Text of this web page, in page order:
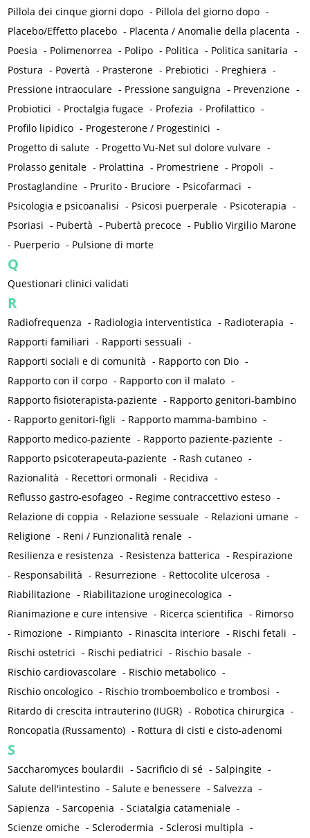
Pillola dei cinque giorni dopo - Pillola del giorno dopo -
Placebo/Effetto placebo - Placenta / Anomalie della placenta -
Poesia - Polimenorrea - Polipo - Politica - Politica sanitaria -
Postura - Povertà - Prasterone - Prebiotici - Preghiera -
Pressione intraoculare - Pressione sanguigna - Prevenzione -
Probiotici - Proctalgia fugace - Profezia - Profilattico -
Profilo lipidico - Progesterone / Progestinici -
Progetto di salute - Progetto Vu-Net sul dolore vulvare -
Prolasso genitale - Prolattina - Promestriene - Propoli -
Prostaglandine - Prurito - Bruciore - Psicofarmaci -
Psicologia e psicoanalisi - Psicosi puerperale - Psicoterapia -
Psoriasi - Pubertà - Pubertà precoce - Publio Virgilio Marone
- Puerperio - Pulsione di morte
Q
Questionari clinici validati
R
Radiofrequenza - Radiologia interventistica - Radioterapia -
Rapporti familiari - Rapporti sessuali -
Rapporti sociali e di comunità - Rapporto con Dio -
Rapporto con il corpo - Rapporto con il malato -
Rapporto fisioterapista-paziente - Rapporto genitori-bambino
- Rapporto genitori-figli - Rapporto mamma-bambino -
Rapporto medico-paziente - Rapporto paziente-paziente -
Rapporto psicoterapeuta-paziente - Rash cutaneo -
Razionalità - Recettori ormonali - Recidiva -
Reflusso gastro-esofageo - Regime contraccettivo esteso -
Relazione di coppia - Relazione sessuale - Relazioni umane -
Religione - Reni / Funzionalità renale -
Resilienza e resistenza - Resistenza batterica - Respirazione
- Responsabilità - Resurrezione - Rettocolite ulcerosa -
Riabilitazione - Riabilitazione uroginecologica -
Rianimazione e cure intensive - Ricerca scientifica - Rimorso
- Rimozione - Rimpianto - Rinascita interiore - Rischi fetali -
Rischi ostetrici - Rischi pediatrici - Rischio basale -
Rischio cardiovascolare - Rischio metabolico -
Rischio oncologico - Rischio tromboembolico e trombosi -
Ritardo di crescita intrauterino (IUGR) - Robotica chirurgica -
Roncopatia (Russamento) - Rottura di cisti e cisto-adenomi
S
Saccharomyces boulardii -Sacrificio di sé -Salpingite -
Salute dell'intestino -Salute e benessere -Salvezza -
Sapienza -Sarcopenia -Sciatalgia catameniale -
Scienze omiche -Sclerodermia -Sclerosi multipla -